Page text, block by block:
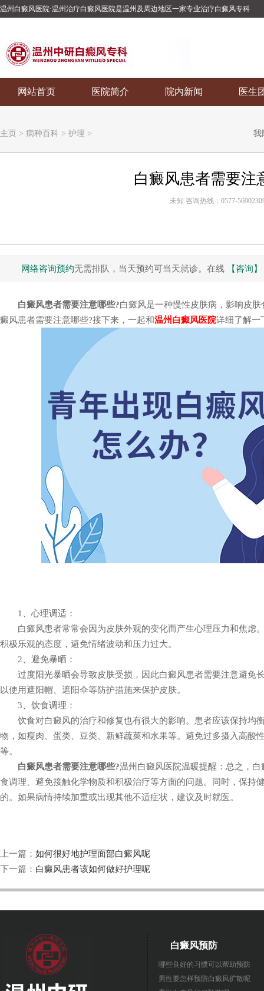
温州白癜风医院·温州治疗白癜风医院是温州及周边地区一家专业治疗白癜风专科
网站首页 医院简介 院内新闻 医生
主页 > 病种百科 > 护理 > 我
白癜风患者需要注
未知 咨询热线：0577-
网络咨询预约无需排队，当天预约可当天就诊。在线 【咨询】
白癜风患者需要注意哪些?白癜风是一种慢性皮肤病，影响皮
癜风患者需要注意哪些?接下来，一起和温州白癜风医院详细了解一
1、心理调适：
白癜风患者常常会因为皮肤外观的变化而产生心理压力和焦虑
积极乐观的态度，避免情绪波动和压力过大。
2、避免暴晒：
过度阳光暴晒会导致皮肤受损，因此白癜风患者需要注意避免
以使用遮阳帽、遮阳伞等防护措施来保护皮肤。
3、饮食调理：
饮食对白癜风的治疗和修复也有很大的影响。患者应该保持均
物，如瘦肉、蛋类、豆类、新鲜蔬菜和水果等。避免过多摄入高酸
等。
白癜风患者需要注意哪些?温州白癜风医院温暖提醒：总之，
食调理、避免接触化学物质和积极治疗等方面的问题。同时，保持
的。如果病情持续加重或出现其他不适症状，建议及时就医。
上一篇： 如何很好地护理面部白癜风呢
下一篇： 白癜风患者该如何做好护理呢
疑难性白癜风 男性白癜风治疗
白癜风预防
哪些良好的习惯可以帮助预防
男性要怎样预防白癜风扩散呢